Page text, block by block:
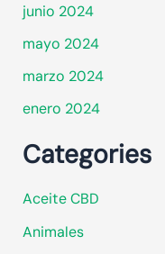
junio 2024
mayo 2024
marzo 2024
enero 2024
Categories
Aceite CBD
Animales